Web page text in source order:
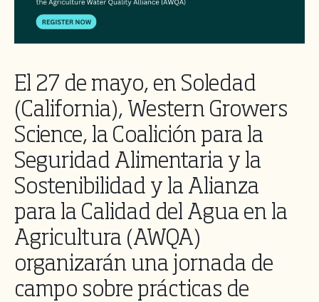
El 27 de mayo, en Soledad
(California), Western Growers
Science, la Coalición para la
Seguridad Alimentaria y la
Sostenibilidad y la Alianza
para la Calidad del Agua en la
Agricultura (AWQA)
organizarán una jornada de
campo sobre prácticas de